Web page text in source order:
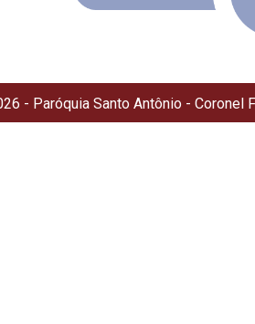
- Paróquia Santo Antônio - Coronel